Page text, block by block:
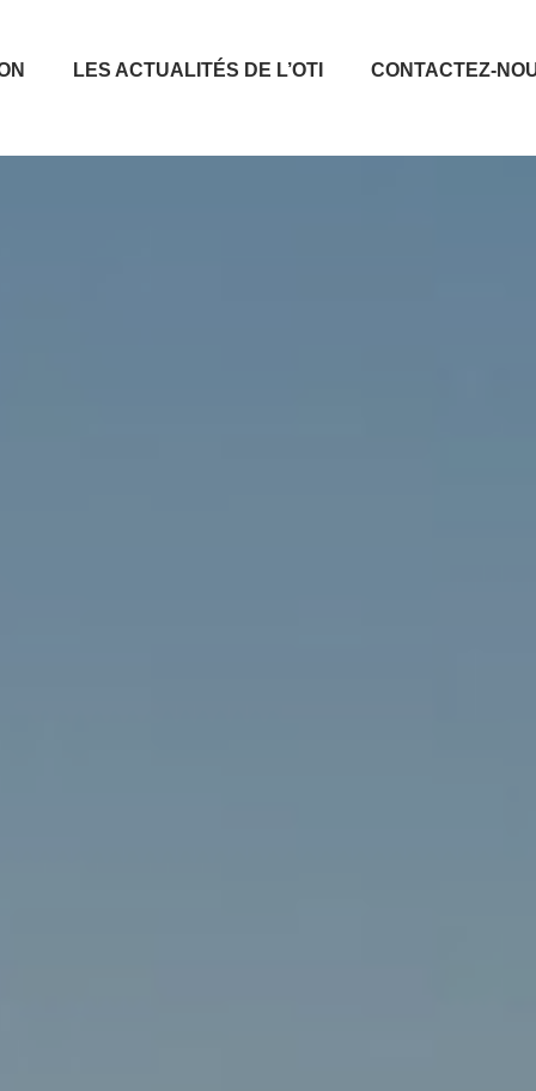
LES ACTUALITÉS DE L’OTI CONTACTEZ-